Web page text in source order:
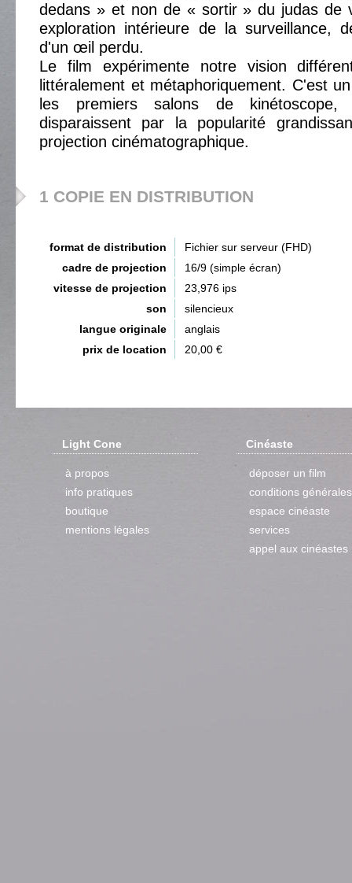
dedans » et non de « sortir » du judas de
exploration intérieure de la surveillance,
d'un œil perdu.
Le film expérimente notre vision
littéralement et métaphoriquement. C'est
les premiers salons de
disparaissent par la popularité
projection cinématographique.
1 COPIE EN DISTRIBUTION
format de distribution
Fichier sur serveur (FHD)
cadre de projection
16/9 (simple écran)
vitesse de projection
23,976 ips
son
silencieux
langue originale
anglais
prix de location
20,00 €
Light Cone
à propos
info pratiques
boutique
mentions légales
Cinéaste
déposer un film
conditions générales
espace cinéaste
services
appel aux cinéastes